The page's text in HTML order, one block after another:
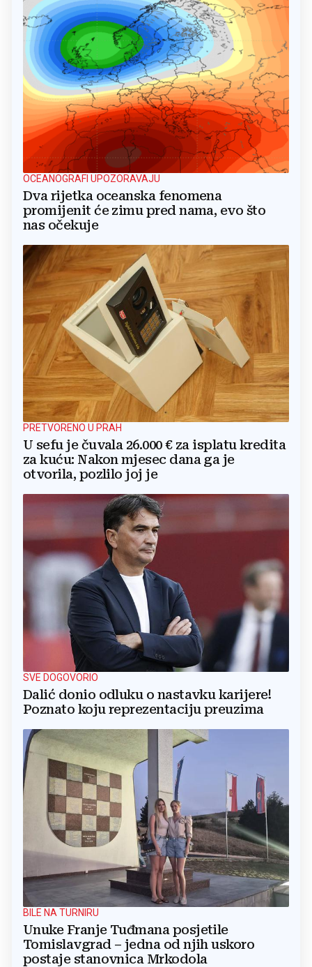
OCEANOGRAFI UPOZORAVAJU
Dva rijetka oceanska fenomena
promijenit će zimu pred nama, evo što
nas očekuje
PRETVORENO U PRAH
U sefu je čuvala 26.000 € za isplatu kredita
za kuću: Nakon mjesec dana ga je
otvorila, pozlilo joj je
SVE DOGOVORIO
Dalić donio odluku o nastavku karijere!
Poznato koju reprezentaciju preuzima
BILE NA TURNIRU
Unuke Franje Tuđmana posjetile
Tomislavgrad – jedna od njih uskoro
postaje stanovnica Mrkodola